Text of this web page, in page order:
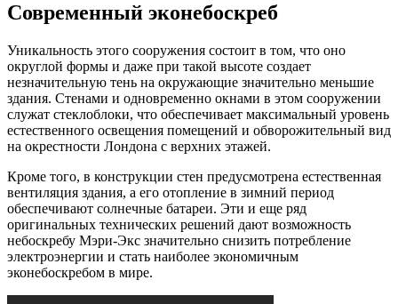
Современный эконебоскреб
Уникальность этого сооружения состоит в том, что оно
округлой формы и даже при такой высоте создает
незначительную тень на окружающие значительно меньшие
здания. Стенами и одновременно окнами в этом сооружении
служат стеклоблоки, что обеспечивает максимальный уровень
естественного освещения помещений и обворожительный вид
на окрестности Лондона с верхних этажей.
Кроме того, в конструкции стен предусмотрена естественная
вентиляция здания, а его отопление в зимний период
обеспечивают солнечные батареи. Эти и еще ряд
оригинальных технических решений дают возможность
небоскребу Мэри-Экс значительно снизить потребление
электроэнергии и стать наиболее экономичным
эконебоскребом в мире.